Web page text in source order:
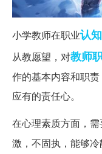
小学教师在职业认知
从教愿望，对教师
作的基本内容和职
应有的责任心。
在心理素质方面，
激，不固执，能够